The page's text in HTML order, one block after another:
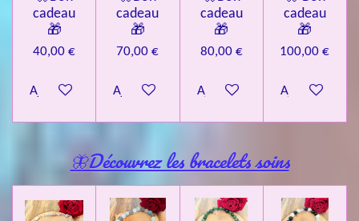
cadeau
🎁
40,00 €
Ajouter au panier
cadeau
🎁
70,00 €
Ajouter au panier
cadeau
🎁
80,00 €
Ajouter au panier
cadeau
🎁
100,00 €
Ajouter au
🦋Découvrez les bracelets soins